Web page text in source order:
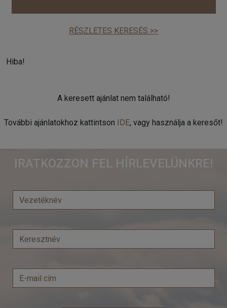
RÉSZLETES KERESÉS >>
Hiba!
A keresett ajánlat nem található!
További ajánlatokhoz kattintson IDE, vagy használja a keresőt!
IRATKOZZON FEL HÍRLEVELÜNKRE!